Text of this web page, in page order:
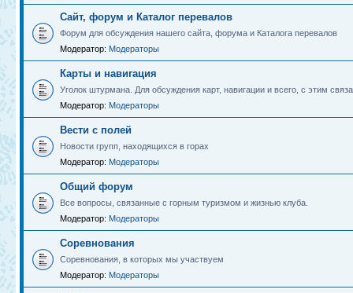
Сайт, форум и Каталог перевалов
Форум для обсуждения нашего сайта, форума и Каталога перевалов
Модератор: Модераторы
Карты и навигация
Уголок штурмана. Для обсуждения карт, навигации и всего, с этим
Модератор: Модераторы
Вести с полей
Новости групп, находящихся в горах
Модератор: Модераторы
Общий форум
Все вопросы, связанные с горным туризмом и жизнью клуба.
Модератор: Модераторы
Соревнования
Соревнования, в которых мы участвуем
Модератор: Модераторы